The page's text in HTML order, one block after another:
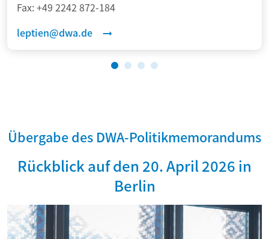
Fax: +49 2242 872-184
leptien@dwa.de
Übergabe des DWA-Politikmemorandums
Rückblick auf den 20. April 2026 in
Berlin